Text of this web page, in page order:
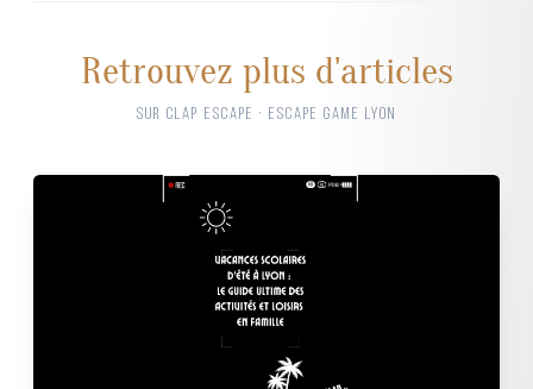
Retrouvez plus d'articles
SUR CLAP ESCAPE · ESCAPE GAME LYON